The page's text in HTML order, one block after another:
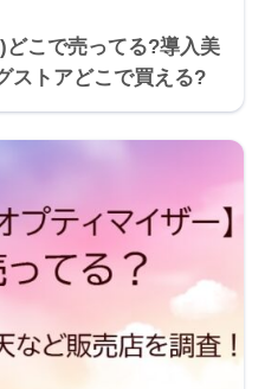
こで売ってる?導入美
ストアどこで買える?